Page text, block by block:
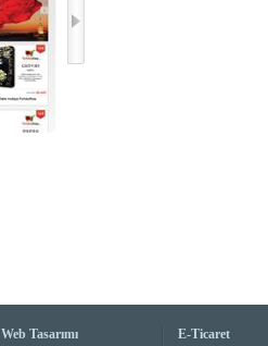
Web Tasarımı E-Ticaret